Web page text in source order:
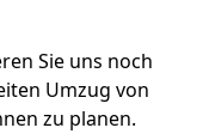
Sie uns noch
Umzug von
zu planen.